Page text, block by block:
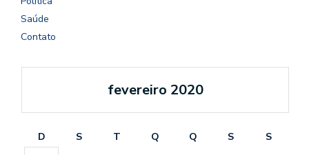
Saúde
Contato
fevereiro 2020
D S T Q Q S
S